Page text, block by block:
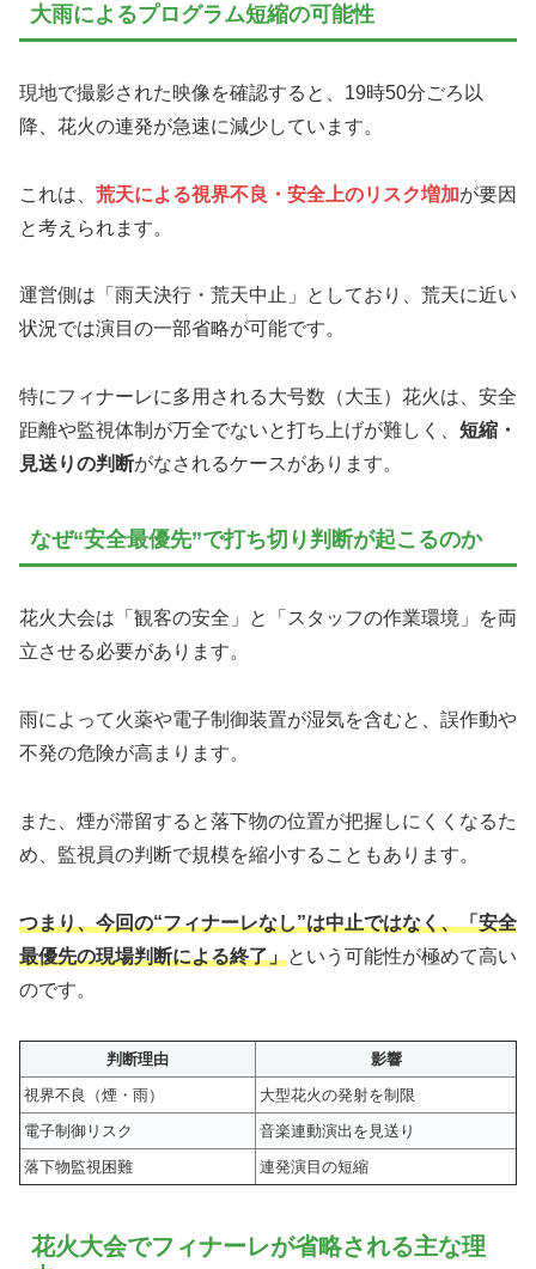
大雨によるプログラム短縮の可能性
現地で撮影された映像を確認すると、19時50分ごろ以
降、花火の連発が急速に減少しています。
これは、 荒天による視界不良・安全上のリスク増加が要因
と考えられます。
運営側は「雨天決行・荒天中止」としており、荒天に近い
状況では演目の一部省略が可能です。
特にフィナーレに多用される大号数（大玉）花火は、安全
距離や監視体制が万全でないと打ち上げが難しく、 短縮・
見送りの判断がなされるケースがあります。
なぜ“安全最優先”で打ち切り判断が起こるのか
花火大会は「観客の安全」と「スタッフの作業環境」を両
立させる必要があります。
雨によって火薬や電子制御装置が湿気を含むと、誤作動や
不発の危険が高まります。
また、煙が滞留すると落下物の位置が把握しにくくなるた
め、監視員の判断で規模を縮小することもあります。
つまり、今回の“フィナーレなし”は中止ではなく、「安全
最優先の現場判断による終了」という可能性が極めて高い
のです。
判断理由
影響
視界不良（煙・雨）
大型花火の発射を制限
電子制御リスク
音楽連動演出を見送り
落下物監視困難
連発演目の短縮
花火大会でフィナーレが省略される主な理